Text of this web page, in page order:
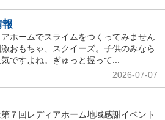
ホームでスライムをつくってみません
おもちゃ、スクイーズ。子供のみなら
ですよね。ぎゅっと握って...
2026-07-07
７回レディアホーム地域感謝イベント